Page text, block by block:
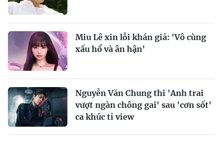
Miu Lê xin lỗi khán giả: 'Vô cùng
xấu hổ và ân hận'
Nguyễn Văn Chung thi 'Anh trai
vượt ngàn chông gai' sau 'cơn sốt'
ca khúc tỉ view